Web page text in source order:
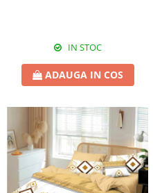
IN STOC
ADAUGA IN COS